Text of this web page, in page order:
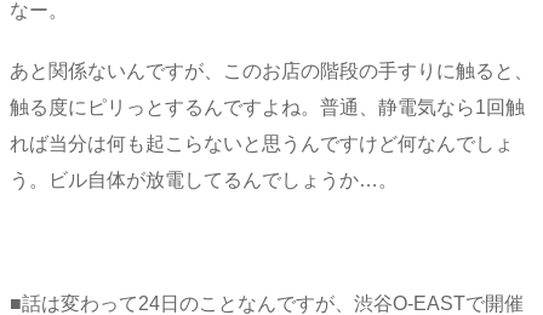
なー。
あと関係ないんですが、このお店の階段の手すりに触ると、
触る度にピリっとするんですよね。普通、静電気なら1回触
れば当分は何も起こらないと思うんですけど何なんでしょ
う。ビル自体が放電してるんでしょうか…。
■話は変わって24日のことなんですが、渋谷O-EASTで開催